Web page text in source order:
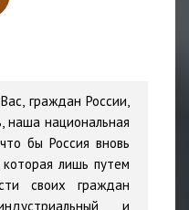
граждан России,
наша национальная
бы Россия вновь
лишь путем
своих граждан
и